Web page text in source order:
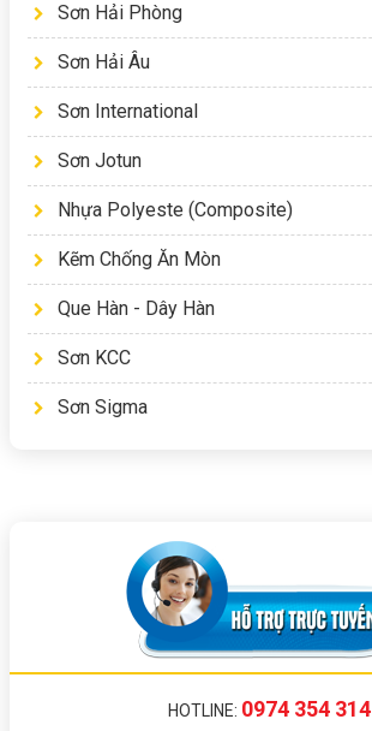
Sơn Hải Phòng
Sơn Hải Âu
Sơn International
Sơn Jotun
Nhựa Polyeste (Composite)
Kẽm Chống Ăn Mòn
Que Hàn - Dây Hàn
Sơn KCC
Sơn Sigma
HOTLINE: 0974 354 314